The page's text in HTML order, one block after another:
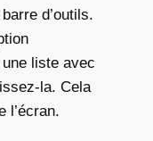
d’outils.
liste avec
la. Cela
l’écran.